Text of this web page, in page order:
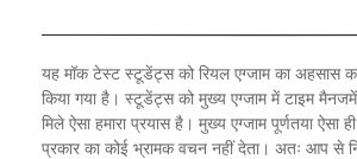
यह मॉक टेस्ट स्टूडेंट्स को रियल एग्जाम का अहसास
किया गया है। स्टूडेंट्स को मुख्य एग्जाम में टाइम
मिले ऐसा हमारा प्रयास है। मुख्य एग्जाम पूर्णतया ऐसा
प्रकार का कोई भ्रामक वचन नहीं देता। अतः आप से